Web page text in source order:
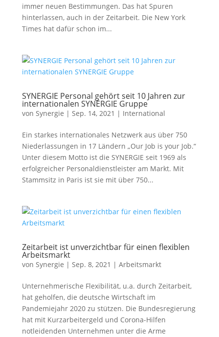
immer neuen Bestimmungen. Das hat Spuren
hinterlassen, auch in der Zeitarbeit. Die New York
Times hat dafür schon im...
SYNERGIE Personal gehört seit 10 Jahren zur
internationalen SYNERGIE Gruppe
von Synergie | Sep. 14, 2021 | International
Ein starkes internationales Netzwerk aus über 750
Niederlassungen in 17 Ländern „Our Job is your Job.“
Unter diesem Motto ist die SYNERGIE seit 1969 als
erfolgreicher Personaldienstleister am Markt. Mit
Stammsitz in Paris ist sie mit über 750...
Zeitarbeit ist unverzichtbar für einen flexiblen
Arbeitsmarkt
von Synergie | Sep. 8, 2021 | Arbeitsmarkt
Unternehmerische Flexibilität, u.a. durch Zeitarbeit,
hat geholfen, die deutsche Wirtschaft im
Pandemiejahr 2020 zu stützen. Die Bundesregierung
hat mit Kurzarbeitergeld und Corona-Hilfen
notleidenden Unternehmen unter die Arme